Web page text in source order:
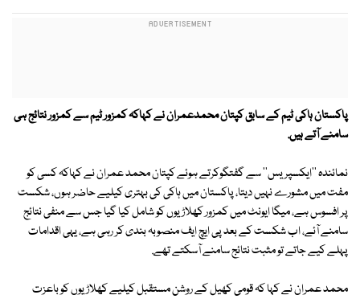
پاکستان ہاکی ٹیم کے سابق کپتان محمدعمران نے کہاکہ کمزور ٹیم سے کمزور نتائج ہی
سامنے آتے ہیں.
نمائندہ ''ایکسپریس'' سے گفتگوکرتے ہوئے کپتان محمد عمران نے کہاکہ کسی کو
مفت میں مشورے نہیں دیتا، پاکستان میں ہاکی کی بہتری کیلیے حاضر ہوں، شکست
پر افسوس ہے، میگا ایونٹ میں کمزور کھلاڑیوں کو شامل کیا گیا جس سے منفی نتائج
سامنے آئے، اب شکست کے بعد پی ایچ ایف منصوبہ بندی کر رہی ہے، یہی اقدامات
پہلے کیے جاتے تو مثبت نتائج سامنے آسکتے تھے.
محمد عمران نے کہا کہ قومی کھیل کے روشن مستقبل کیلیے کھلاڑیوں کو باعزت